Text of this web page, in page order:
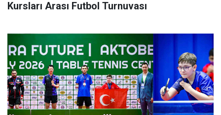
Kursları Arası Futbol Turnuvası